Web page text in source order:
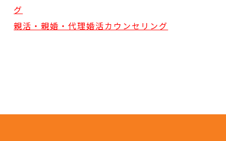
グ
親活・親婚・代理婚活カウンセリング